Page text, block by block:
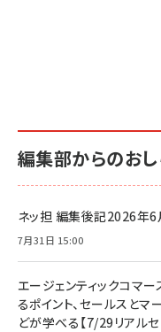
編集部からのおし
ネッ担 編集後記2026年6
7月31日 15:00
エージェンティックコマ
るポイント、セールスと
どが学べる【7/29リアル